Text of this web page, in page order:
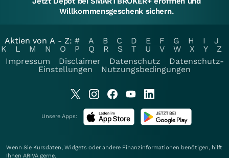
Willkommensgeschenk sichern.
Aktien von A - Z: # A B C D E F G H I
J
K
L M N O P Q R S T U V W X Y
Z
Impressum
Disclaimer Datenschutz
Datenschutz-
Einstellungen
Nutzungsbedingungen
Unsere Apps:
Wenn Sie Kursdaten, Widgets oder andere Finanzinformationen benötigen, hilft
Ihnen ARIVA gerne.